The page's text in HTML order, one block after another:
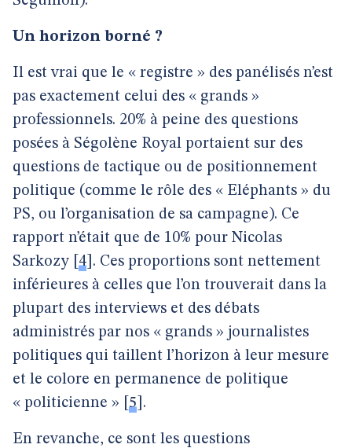
Un horizon borné ?
Il est vrai que le « registre » des panélisés n’est
pas exactement celui des « grands »
professionnels. 20% à peine des questions
posées à Ségolène Royal portaient sur des
questions de tactique ou de positionnement
politique (comme le rôle des « Eléphants » du
PS, ou l’organisation de sa campagne). Ce
rapport n’était que de 10% pour Nicolas
Sarkozy 4 . Ces proportions sont nettement
inférieures à celles que l’on trouverait dans la
plupart des interviews et des débats
administrés par nos « grands » journalistes
politiques qui taillent l’horizon à leur mesure
et le colore en permanence de politique
« politicienne »
5 .
En revanche, ce sont les questions